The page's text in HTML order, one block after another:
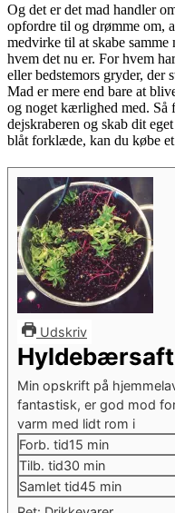
Og det er det mad handler
opfordre til og drømme om,
medvirke til at skabe
hvem det nu er. For hvem
eller bedstemors gryder, der
Mad er mere end bare at
og noget kærlighed med. Så
dejskraberen og skab dit
blåt forklæde, kan du købe et
Udskriv
Hyldebærsaft
Min opskrift på
fantastisk, er god mod
varm med lidt rom i
Forb. tid15 minutter
min
Tilb. tid30 minutter
min
Samlet tid45 minutter
min